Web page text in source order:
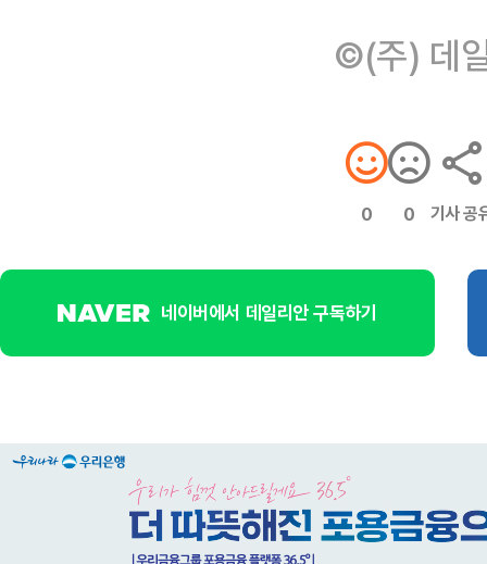
©(주) 데
0 0 기사 공
네이버에서 데일리안 구독하기